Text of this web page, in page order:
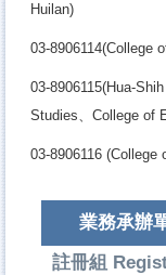
Huilan)
03-8906114(College
03-8906115(Hua-
Studies、College of
03-8906116 (College
業務承辦
註冊組